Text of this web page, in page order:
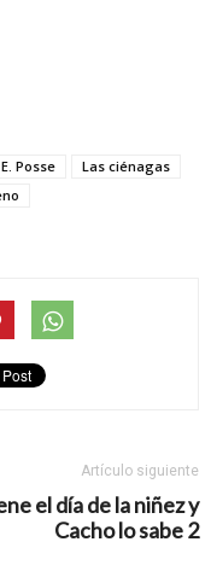
Posse
Las ciénagas
Artículo siguiente
el día de la niñez y
Cacho lo sabe 2